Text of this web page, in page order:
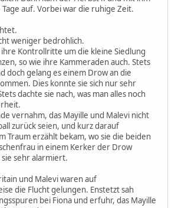
auf. Vorbei war die ruhige Zeit.
weniger bedrohlich.
Kontrollritte um die kleine Siedlung
so wie ihre Kammeraden auch. Stets
doch gelang es einem Drow an die
Dies konnte sie sich nur sehr
dachte sie nach, was man alles noch
vernahm, das Mayille und Malevi nicht
zurück seien, und kurz darauf
Traum erzählt bekam, wo sie die beiden
in einem Kerker der Drow
sehr alarmiert.
und Malevi waren auf
die Flucht gelungen. Enstetzt sah
bei Fiona und erfuhr, das Mayille